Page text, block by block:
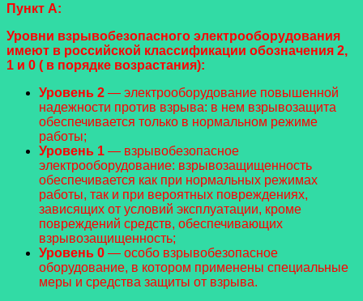
Пункт А:
Уровни взрывобезопасного электрооборудования
имеют в российской классификации обозначения 2,
1 и 0 ( в порядке возрастания):
Уровень 2 — электрооборудование повышенной
надежности против взрыва: в нем взрывозащита
обеспечивается только в нормальном режиме
работы;
Уровень 1 — взрывобезопасное
электрооборудование: взрывозащищенность
обеспечивается как при нормальных режимах
работы, так и при вероятных повреждениях,
зависящих от условий эксплуатации, кроме
повреждений средств, обеспечивающих
взрывозащищенность;
Уровень 0 — особо взрывобезопасное
оборудование, в котором применены специальные
меры и средства защиты от взрыва.